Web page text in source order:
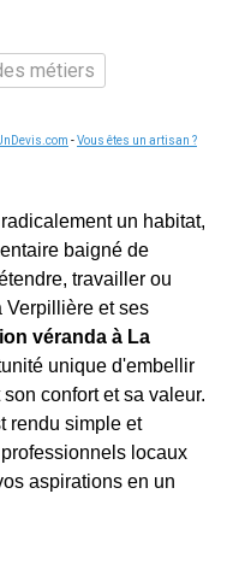
métiers
-Vous êtes un artisan ?
un habitat,
baigné de
travailler ou
Verpillière et ses
véranda à La
unique d'embellir
confort et sa valeur.
rendu simple et
locaux
aspirations en un